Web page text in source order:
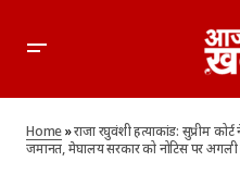
रघुवंशी की जमानत, मेघालय
हफ्ते
Home»राजा रघुवंशी हत्याकांड: सुप्रीम
जमानत, मेघालय सरकार को नोटिस पर